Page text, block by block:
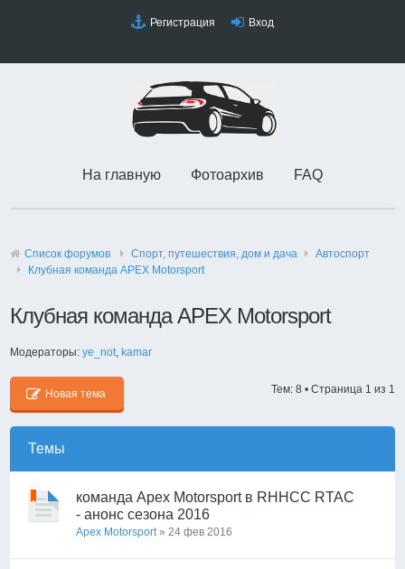
Регистрация Вход
На главную Фотоархив FAQ
Список форумов Спорт, путешествия, дом и дача
Автоспорт
Клубная команда APEX Motorsport
Клубная команда APEX Motorsport
Модераторы:ye_not, kamar
Новая тема Тем: 8 • Страница 1 из 1
Темы
команда Apex Motorsport в RHHCC RTAC
- анонс сезона 2016
Apex Motorsport» 24 фев 2016